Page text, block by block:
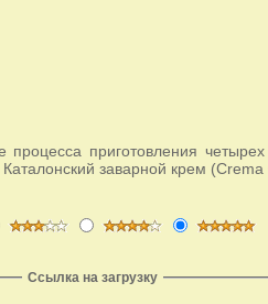
приготовления
заварной крем
Ссылка на загрузку